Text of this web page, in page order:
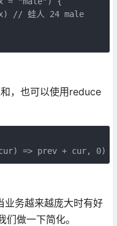
// 蛙人 24 male
，也可以使用reduce
=> prev + cur, 0)
务越来越庞大时有好
做一下简化。